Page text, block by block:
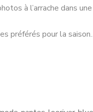
à l’arrache dans
préférés pour la